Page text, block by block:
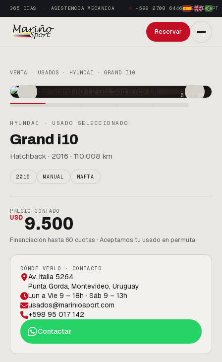
365 DÍAS ASISTENCIA MECÁNICA +598 2708 6446 ES
· EN
· PT
Reservar
VENTA · USADOS · HYUNDAI · GRAND I10
01 20
HYUNDAI · USADO SELECCIONADO
Grand i10
Hatchback · 2016 · 110.008 km
2016 MANUAL NAFTA
PRECIO CONTADO
USD 9.500
Financiación hasta 60 cuotas · Aceptamos tu usado en permuta
DÓNDE VERLO · CONTACTO
Av. Italia 5264
Punta Gorda, Montevideo, Uruguay
Lun a Vie 9 – 18h · Sáb 9 – 13h
usados@mariniosport.com
+598 95 017 142
Contactar